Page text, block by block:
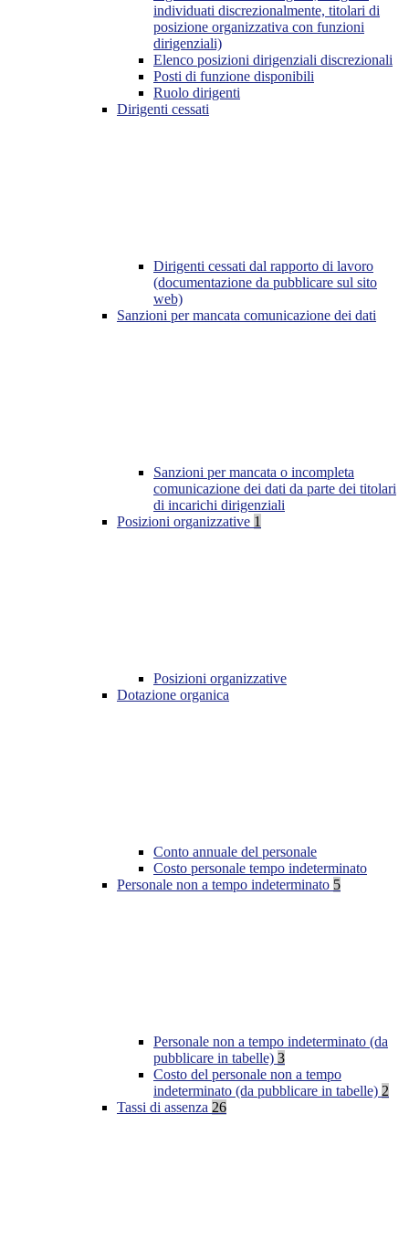
individuati discrezionalmente, titolari di
posizione organizzativa con funzioni
dirigenziali)
Elenco posizioni dirigenziali discrezionali
Posti di funzione disponibili
Ruolo dirigenti
Dirigenti cessati
Dirigenti cessati dal rapporto di lavoro
(documentazione da pubblicare sul sito
web)
Sanzioni per mancata comunicazione dei dati
Sanzioni per mancata o incompleta
comunicazione dei dati da parte dei titolari
di incarichi dirigenziali
Posizioni organizzative 1
Posizioni organizzative
Dotazione organica
Conto annuale del personale
Costo personale tempo indeterminato
Personale non a tempo indeterminato 5
Personale non a tempo indeterminato (da
pubblicare in tabelle) 3
Costo del personale non a tempo
indeterminato (da pubblicare in tabelle) 2
Tassi di assenza 26